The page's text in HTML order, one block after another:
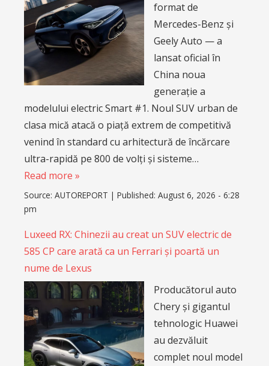
format de
Mercedes-Benz și
Geely Auto — a
lansat oficial în
China noua
generație a
modelului electric Smart #1. Noul SUV urban de
clasa mică atacă o piață extrem de competitivă
venind în standard cu arhitectură de încărcare
ultra-rapidă pe 800 de volți și sisteme…
Read more »
Source: AUTOREPORT | Published: August 6, 2026 - 6:28
pm
Luxeed RX: Chinezii au creat un SUV electric de
585 CP care arată ca un Ferrari și poartă un
nume de Lexus
Producătorul auto
Chery și gigantul
tehnologic Huawei
au dezvăluit
complet noul model